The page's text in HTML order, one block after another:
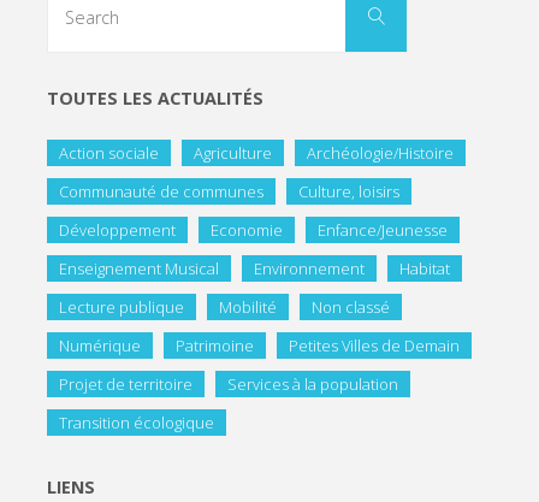
TOUTES LES ACTUALITÉS
Action sociale Agriculture
Archéologie/Histoire
Communauté de communes
Culture, loisirs
Développement
Economie
Enfance/Jeunesse
Enseignement Musical
Environnement
Habitat
Lecture publique
Mobilité
Non classé
Numérique
Patrimoine
Petites Villes de Demain
Projet de territoire
Services à la population
Transition écologique
LIENS